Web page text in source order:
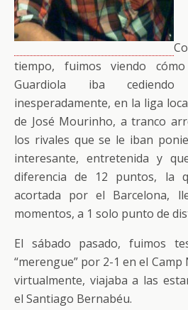
tiempo, fuimos viendo
Guardiola iba
inesperadamente, en la liga
de José Mourinho, a tranco
los rivales que se le iban
interesante, entretenida y
diferencia de 12 puntos, la
acortada por el Barcelona,
momentos, a 1 solo punto de
El sábado pasado, fuimos
“merengue” por 2-1 en el
virtualmente, viajaba a las
el Santiago Bernabéu.